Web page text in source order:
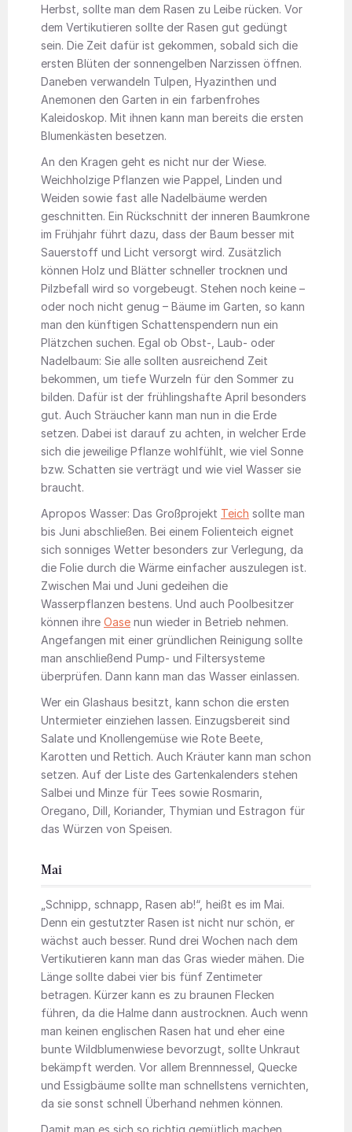
Herbst, sollte man dem Rasen zu Leibe rücken. Vor
dem Vertikutieren sollte der Rasen gut gedüngt
sein. Die Zeit dafür ist gekommen, sobald sich die
ersten Blüten der sonnengelben Narzissen öffnen.
Daneben verwandeln Tulpen, Hyazinthen und
Anemonen den Garten in ein farbenfrohes
Kaleidoskop. Mit ihnen kann man bereits die ersten
Blumenkästen besetzen.
An den Kragen geht es nicht nur der Wiese.
Weichholzige Pflanzen wie Pappel, Linden und
Weiden sowie fast alle Nadelbäume werden
geschnitten. Ein Rückschnitt der inneren Baumkrone
im Frühjahr führt dazu, dass der Baum besser mit
Sauerstoff und Licht versorgt wird. Zusätzlich
können Holz und Blätter schneller trocknen und
Pilzbefall wird so vorgebeugt. Stehen noch keine –
oder noch nicht genug – Bäume im Garten, so kann
man den künftigen Schattenspendern nun ein
Plätzchen suchen. Egal ob Obst-, Laub- oder
Nadelbaum: Sie alle sollten ausreichend Zeit
bekommen, um tiefe Wurzeln für den Sommer zu
bilden. Dafür ist der frühlingshafte April besonders
gut. Auch Sträucher kann man nun in die Erde
setzen. Dabei ist darauf zu achten, in welcher Erde
sich die jeweilige Pflanze wohlfühlt, wie viel Sonne
bzw. Schatten sie verträgt und wie viel Wasser sie
braucht.
Apropos Wasser: Das Großprojekt Teich sollte man
bis Juni abschließen. Bei einem Folienteich eignet
sich sonniges Wetter besonders zur Verlegung, da
die Folie durch die Wärme einfacher auszulegen ist.
Zwischen Mai und Juni gedeihen die
Wasserpflanzen bestens. Und auch Poolbesitzer
können ihre Oase nun wieder in Betrieb nehmen.
Angefangen mit einer gründlichen Reinigung sollte
man anschließend Pump- und Filtersysteme
überprüfen. Dann kann man das Wasser einlassen.
Wer ein Glashaus besitzt, kann schon die ersten
Untermieter einziehen lassen. Einzugsbereit sind
Salate und Knollengemüse wie Rote Beete,
Karotten und Rettich. Auch Kräuter kann man schon
setzen. Auf der Liste des Gartenkalenders stehen
Salbei und Minze für Tees sowie Rosmarin,
Oregano, Dill, Koriander, Thymian und Estragon für
das Würzen von Speisen.
Mai
„Schnipp, schnapp, Rasen ab!“, heißt es im Mai.
Denn ein gestutzter Rasen ist nicht nur schön, er
wächst auch besser. Rund drei Wochen nach dem
Vertikutieren kann man das Gras wieder mähen. Die
Länge sollte dabei vier bis fünf Zentimeter
betragen. Kürzer kann es zu braunen Flecken
führen, da die Halme dann austrocknen. Auch wenn
man keinen englischen Rasen hat und eher eine
bunte Wildblumenwiese bevorzugt, sollte Unkraut
bekämpft werden. Vor allem Brennnessel, Quecke
und Essigbäume sollte man schnellstens vernichten,
da sie sonst schnell Überhand nehmen können.
Damit man es sich so richtig gemütlich machen